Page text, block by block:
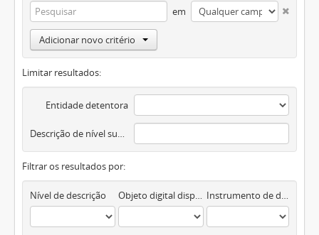
em
Adicionar novo critério
Limitar resultados:
Entidade detentora
Descrição de nível superior
Filtrar os resultados por:
Nível de descrição Objeto digital disponível Instrumento de descrição documental